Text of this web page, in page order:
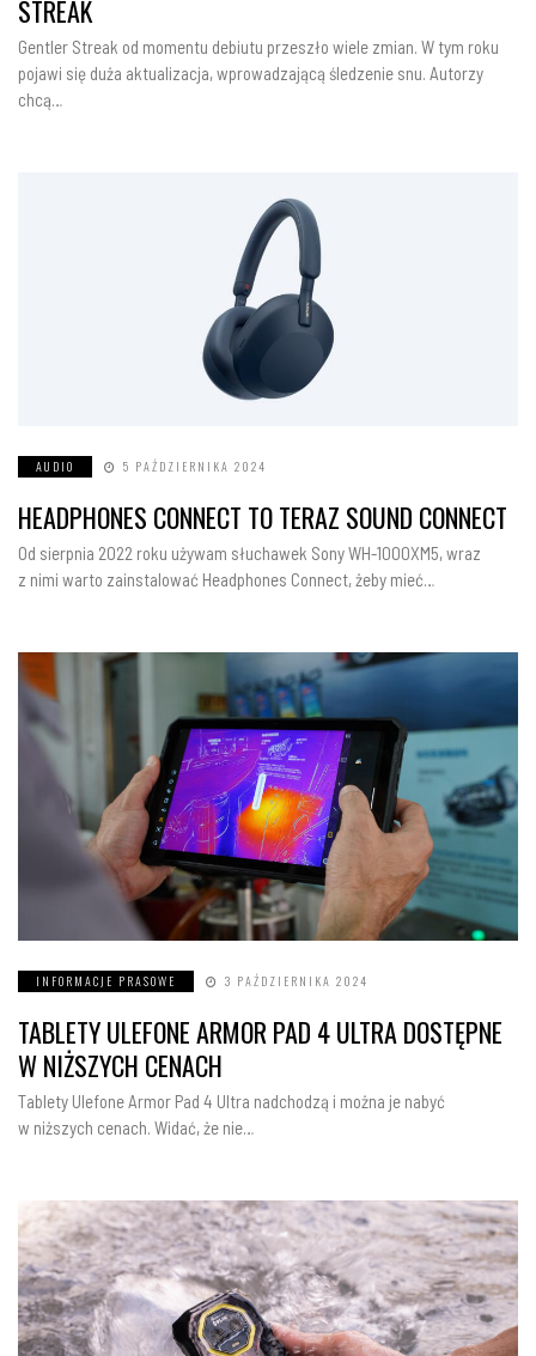
STREAK
Gentler Streak od momentu debiutu przeszło wiele zmian. W tym roku
pojawi się duża aktualizacja, wprowadzającą śledzenie snu. Autorzy
chcą…
AUDIO 5 PAŹDZIERNIKA 2024
HEADPHONES CONNECT TO TERAZ SOUND CONNECT
Od sierpnia 2022 roku używam słuchawek Sony WH-1000XM5, wraz
z nimi warto zainstalować Headphones Connect, żeby mieć…
INFORMACJE PRASOWE 3 PAŹDZIERNIKA 2024
TABLETY ULEFONE ARMOR PAD 4 ULTRA DOSTĘPNE
W NIŻSZYCH CENACH
Tablety Ulefone Armor Pad 4 Ultra nadchodzą i można je nabyć
w niższych cenach. Widać, że nie…